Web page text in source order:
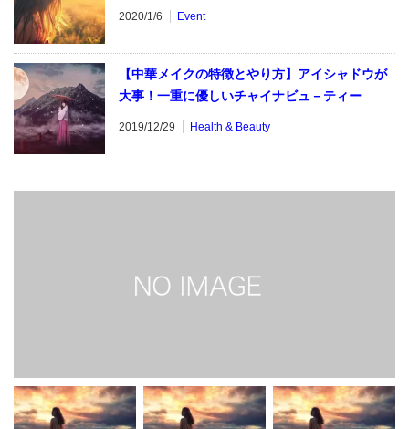
2020/1/6 Event
【中華メイクの特徴とやり方】アイシャドウが
大事！一重に優しいチャイナビュ－ティー
2019/12/29 Health & Beauty